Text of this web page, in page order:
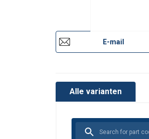
E-mail
Alle varianten